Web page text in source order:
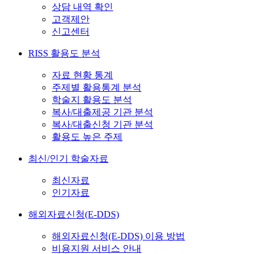
상담 내역 확인
고객제안
신고센터
RISS 활용도 분석
자료 현황 통계
주제별 활용통계 분석
학술지 활용도 분석
복사/대출제공 기관 분석
복사/대출신청 기관 분석
활용도 높은 주제
최신/인기 학술자료
최신자료
인기자료
해외자료신청(E-DDS)
해외자료신청(E-DDS) 이용 방법
비용지원 서비스 안내